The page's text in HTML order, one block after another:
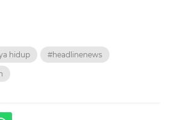
hidup #headlinenews